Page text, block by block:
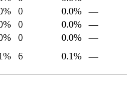
0 0.0%
—
0 0.0%
—
0 0.0%
—
6 0.1% —